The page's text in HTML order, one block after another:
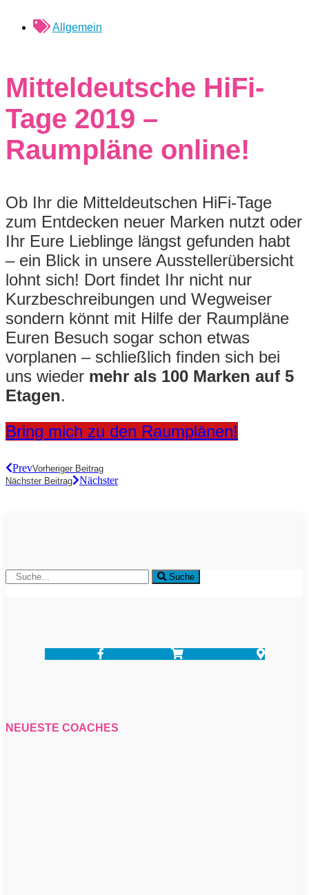
Allgemein
Mitteldeutsche HiFi-
Tage 2019 –
Raumpläne online!
Ob Ihr die Mitteldeutschen HiFi-Tage
zum Entdecken neuer Marken nutzt oder
Ihr Eure Lieblinge längst gefunden habt
– ein Blick in unsere Ausstellerübersicht
lohnt sich! Dort findet Ihr nicht nur
Kurzbeschreibungen und Wegweiser
sondern könnt mit Hilfe der Raumpläne
Euren Besuch sogar schon etwas
vorplanen – schließlich finden sich bei
uns wieder mehr als 100 Marken auf 5
Etagen.
Bring mich zu den Raumplänen!
PrevVorheriger Beitrag
Nächster Beitrag
Nächster
Suche
NEUESTE COACHES